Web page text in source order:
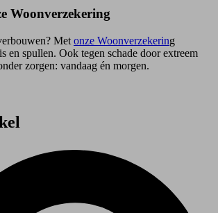
Woonverzekering
Met onze Woonverzekering
en spullen. Ook tegen schade door extreem
zorgen: vandaag én morgen.